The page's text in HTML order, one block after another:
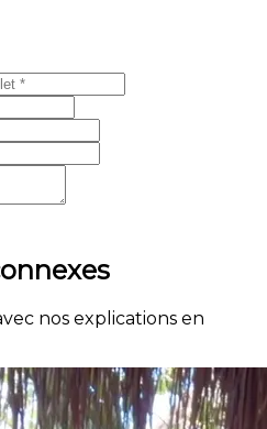
nos explications en